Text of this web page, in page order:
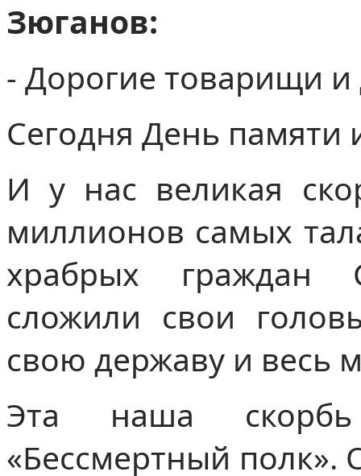
Зюганов:
- Дорогие товарищи и
Сегодня День памяти
И у нас великая
миллионов самых
храбрых граждан
сложили свои
свою державу и весь
Эта наша скорбь
«Бессмертный полк».